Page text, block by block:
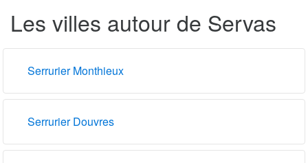
Les villes autour de Servas
Serrurier Monthieux
Serrurier Douvres